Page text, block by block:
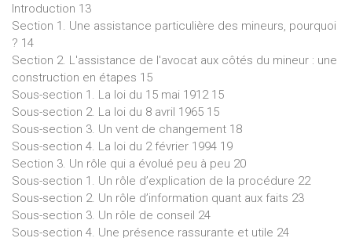
Introduction 13
Section 1. Une assistance particulière des mineurs, pourquoi
? 14
Section 2. L'assistance de l'avocat aux côtés du mineur : une
construction en étapes 15
Sous-section 1. La loi du 15 mai 1912 15
Sous-section 2. La loi du 8 avril 1965 15
Sous-section 3. Un vent de changement 18
Sous-section 4. La loi du 2 février 1994 19
Section 3. Un rôle qui a évolué peu à peu 20
Sous-section 1. Un rôle d’explication de la procédure 22
Sous-section 2. Un rôle d’information quant aux faits 23
Sous-section 3. Un rôle de conseil 24
Sous-section 4. Une présence rassurante et utile 24